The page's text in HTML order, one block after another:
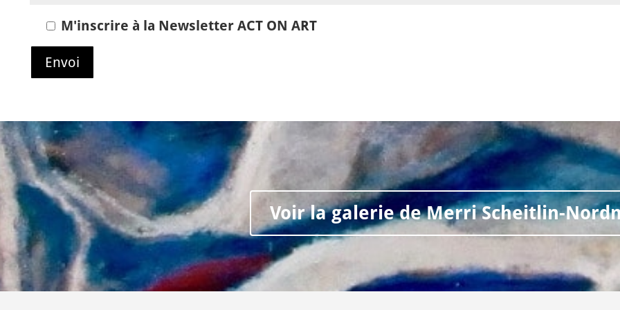
M'inscrire à la Newsletter ACT ON ART
Voir la galerie de Merri Scheitlin-